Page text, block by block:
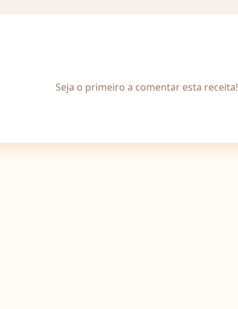
Seja o primeiro a comentar esta receita!